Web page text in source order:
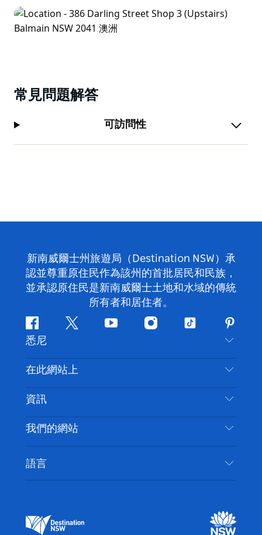
常見問題解答
可訪問性
新南威爾士州旅遊局（Destination NSW）承
認並尊重原住民作為該州的首批居民和民族，
並承認原住民是新南威爾士土地和水域的傳統
所有者和居住者。
Facebook嘰
喳
喳
Youtube Instagram
抖
悉尼
聯絡我們
免責聲明
隱私
Cookie 通知
在此網站上
目的地
要做的事情
新南威爾斯州公路旅行
活動
住宿
資訊
旅行資訊
無障礙悉尼
列出您的業務
我們的網站
語言